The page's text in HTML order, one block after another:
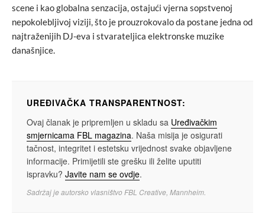
scene i kao globalna senzacija, ostajući vjerna sopstvenoj
nepokolebljivoj viziji, što je prouzrokovalo da postane jedna od
najtraženijih DJ-eva i stvarateljica elektronske muzike
današnjice.
UREĐIVAČKA TRANSPARENTNOST:
Ovaj članak je pripremljen u skladu sa Uređivačkim
smjernicama FBL magazina. Naša misija je osigurati
tačnost, integritet i estetsku vrijednost svake objavljene
informacije. Primijetili ste grešku ili želite uputiti
ispravku? Javite nam se ovdje.
Sadržaj je autorsko vlasništvo FBL Creative, Mannheim.